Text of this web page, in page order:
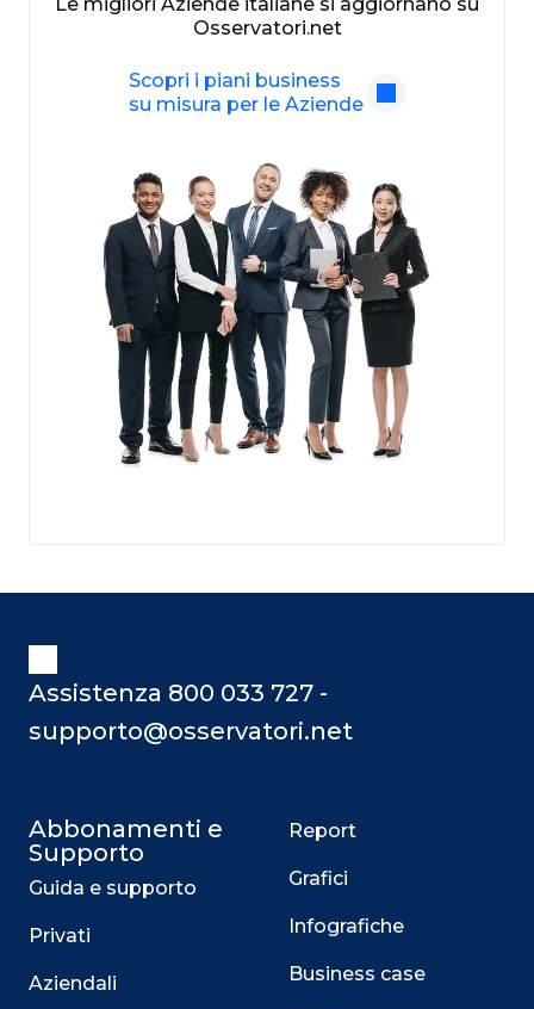
Osservatori.net
Scopri i piani business
su misura per le Aziende
Assistenza 800 033 727 -
supporto@osservatori.net
Abbonamenti e
Supporto
Guida e supporto
Privati
Aziendali
Report
Grafici
Infografiche
Business case